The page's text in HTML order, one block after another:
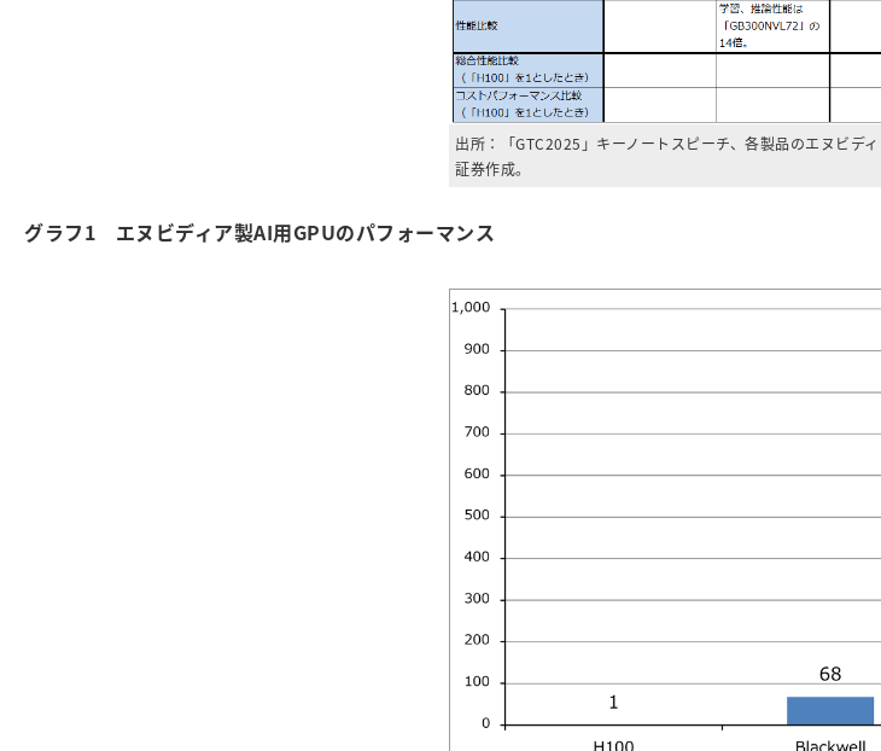
出所：「GTC2025」キーノートスピーチ、各製品のエヌビデ
証券作成。
グラフ1 エヌビディア製AI用GPUのパフォーマンス